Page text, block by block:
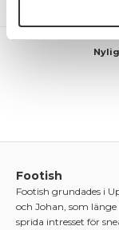
Footish
Footish grundades i
och Johan, som
sprida intresset för